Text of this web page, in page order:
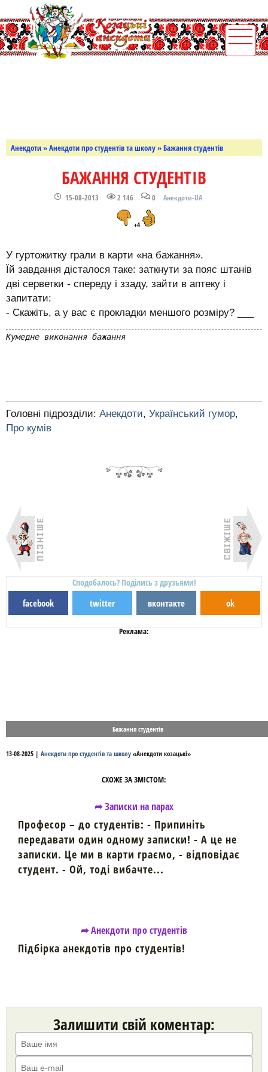
Анекдоти»Анекдоти про студентів та школу» Бажання студентів
БАЖАННЯ СТУДЕНТІВ
15-08-2013 2 146 0 Анекдоти-UA
+4
У гуртожитку грали в карти «на бажання».
Їй завдання дісталося таке: заткнути за пояс штанів
дві серветки - спереду і ззаду, зайти в аптеку і
запитати:
- Скажіть, а у вас є прокладки меншого розміру? ___
Кумедне виконання бажання
Головні підрозділи: Анекдоти, Український гумор,
Про кумів
Сподобалось? Поділись з друзьями!
facebook twitter вконтакте ok
Реклама:
Бажання студентів
13-08-2025 | Анекдоти про студентів та школу «Анекдоти козацькі»
СХОЖЕ ЗА ЗМІСТОМ:
➦ Записки на парах
Професор – до студентів: - Припиніть
передавати один одному записки! - А це не
записки. Це ми в карти граємо, - відповідає
студент. - Ой, тоді вибачте...
➦ Анекдоти про студентів
Підбірка анекдотів про студентів!
Залишити свій коментар: